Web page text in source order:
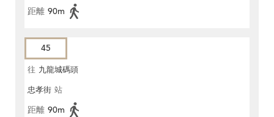
距離 90m
45
往 九龍城碼頭
忠孝街 站
距離 90m